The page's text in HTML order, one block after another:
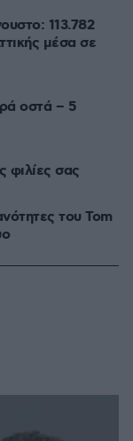
113.782
μέσα σε
οστά – 5
φιλίες σας
του Tom